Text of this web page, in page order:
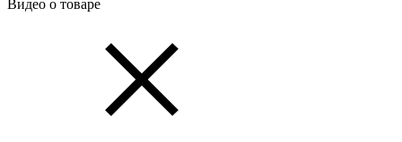
Видео о товаре